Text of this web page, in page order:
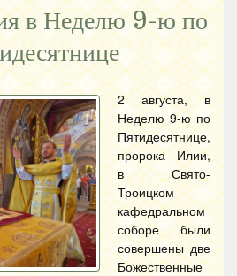
в Неделю 9-ю по
2 августа, в
Неделю 9-ю по
Пятидесятнице,
пророка Илии,
в Свято-
Троицком
кафедральном
соборе были
совершены две
Божественные